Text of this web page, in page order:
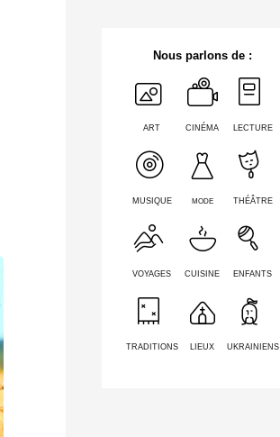
Nous parlons de :
ART CINÉMA LECTURE
MUSIQUE MODE THÉÂTRE
VOYAGES CUISINE ENFANTS
TRADITIONS LIEUX UKRAINIENS